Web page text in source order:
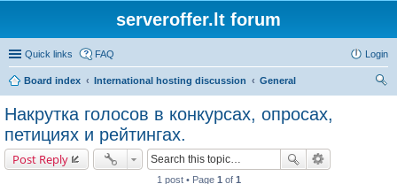
serveroffer.lt forum
Quick links FAQ Login
Board index International hosting discussion
General
Накрутка голосов в конкурсах, опросах,
петициях и рейтингах.
Post Reply
1 post • Page 1 of 1